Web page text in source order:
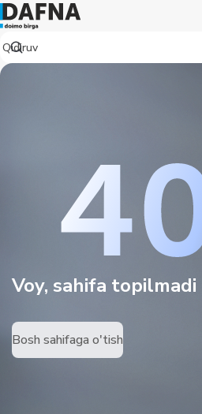
Voy, sahifa topilmadi
Bosh sahifaga o'tish